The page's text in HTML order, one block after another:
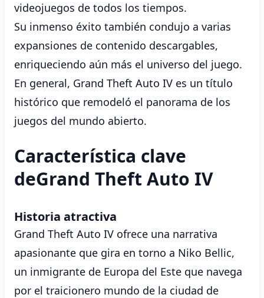
videojuegos de todos los tiempos.
Su inmenso éxito también condujo a varias
expansiones de contenido descargables,
enriqueciendo aún más el universo del juego.
En general, Grand Theft Auto IV es un título
histórico que remodeló el panorama de los
juegos del mundo abierto.
Característica clave
deGrand Theft Auto IV
Historia atractiva
Grand Theft Auto IV ofrece una narrativa
apasionante que gira en torno a Niko Bellic,
un inmigrante de Europa del Este que navega
por el traicionero mundo de la ciudad de